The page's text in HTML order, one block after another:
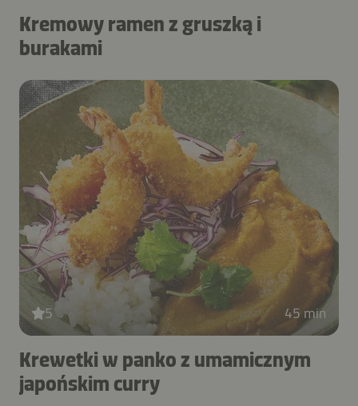
Kremowy ramen z gruszką i
burakami
5 45 min
Krewetki w panko z umamicznym
japońskim curry